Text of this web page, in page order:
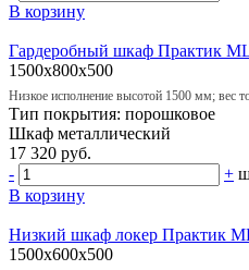
В корзину
Гардеробный шкаф Практик
1500x800x500
Низкое исполнение высотой 1500 мм; вес
Тип покрытия: порошковое
Шкаф металлический
17 320 руб.
-
+
В корзину
Низкий шкаф локер Практик
1500x600x500